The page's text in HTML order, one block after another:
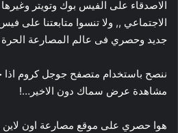
الاصدقاء على الفيس بوك وتويتر
الاجتماعي ,, ولا تنسوا متابعتنا على
جديد وحصري فى عالم المصارعة الحرة
ننصح باستخدام متصفح جوجل كروم اذا
مشاهدة عرض سماك دون الاخير…!
هوا حصري على موقع مصارعة اون لاين